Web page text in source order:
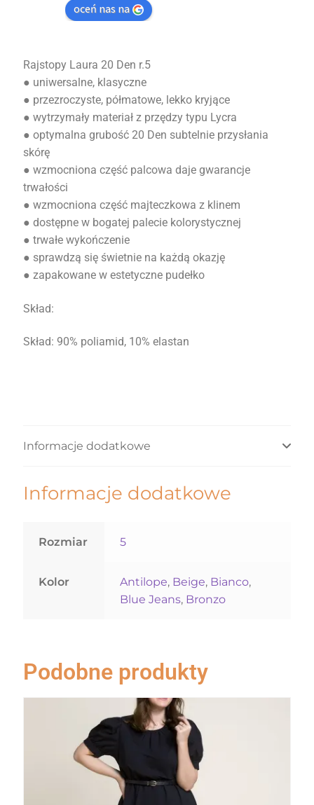
oceń nas na
Rajstopy Laura 20 Den r.5
● uniwersalne, klasyczne
● przezroczyste, półmatowe, lekko kryjące
● wytrzymały materiał z przędzy typu Lycra
● optymalna grubość 20 Den subtelnie przysłania
skórę
● wzmocniona część palcowa daje gwarancje
trwałości
● wzmocniona część majteczkowa z klinem
● dostępne w bogatej palecie kolorystycznej
● trwałe wykończenie
● sprawdzą się świetnie na każdą okazję
● zapakowane w estetyczne pudełko
Skład:
Skład: 90% poliamid, 10% elastan
Informacje dodatkowe
Informacje dodatkowe
Rozmiar 5
Kolor Antilope, Beige, Bianco,
Blue Jeans, Bronzo
Podobne produkty